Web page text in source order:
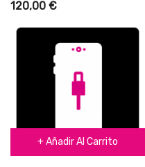
120,00 €
+ Añadir Al Carrito